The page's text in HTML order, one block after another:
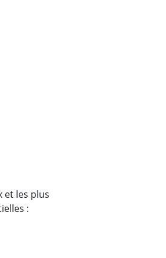
marine
inoxydable
et les plus
: